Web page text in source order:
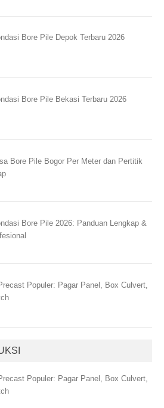
Bore Pile Depok Terbaru 2026
Bore Pile Bekasi Terbaru 2026
Bore Pile Bogor Per Meter dan Pertitik
Bore Pile 2026: Panduan Lengkap &
Populer: Pagar Panel, Box Culvert,
Populer: Pagar Panel, Box Culvert,